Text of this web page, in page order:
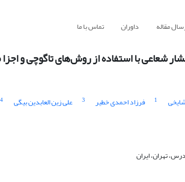
مقاله داوران تماس با ما
شعاعی با استفاده از روش‌های تاگوچی و
1 فرزاد احمدی خطیر 3 علی زین العابدین بیگی
4
تهران، ایران